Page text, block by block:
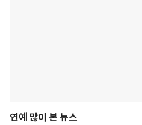
연예 많이 본 뉴스